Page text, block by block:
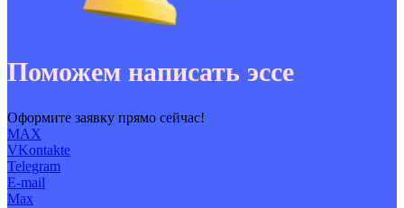
Поможем написать эссе
Оформите заявку прямо сейчас!
MAX
VKontakte
Telegram
E-mail
Max